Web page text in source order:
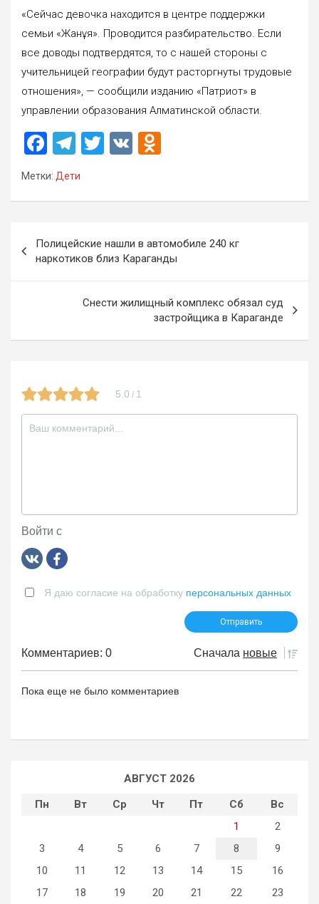
«Сейчас девочка находится в центре поддержки
семьи «Жанұя». Проводится разбирательство. Если
все доводы подтвердятся, то с нашей стороны с
учительницей географии будут расторгнуты трудовые
отношения», — сообщили изданию «Патриот» в
управлении образования Алматинской области.
F
a
ce
o
o
k
T
e
a
m
T
V
kl
a
ss
ni
ki
Метки: Дети
по
записям
Полицейские нашли в автомобиле 240 кг
наркотиков близ Караганды
Снести жилищный комплекс обязал суд
застройщика в Караганде
5.0 / 1
Войти с
Я даю согласие на обработку персональных данных
Комментариев: 0 Сначала новые
Пока еще не было комментариев
АВГУСТ 2026
Пн
Вт Ср Чт Пт Сб
Вс
1
2
3
4 5 6 7 8
9
10
11 12 13 14 15
16
17
18 19 20 21 22 23